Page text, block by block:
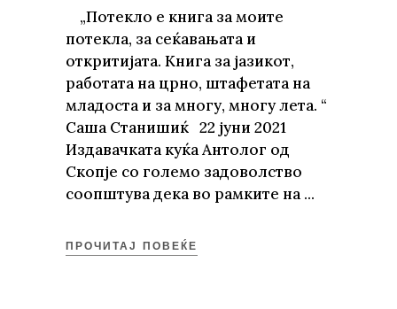
„Потекло е книга за моите
потекла, за сеќавањата и
откритијата. Книга за јазикот,
работата на црно, штафетата на
младоста и за многу, многу лета. “
Саша Станишиќ 22 јуни 2021
Издавачката куќа Антолог од
Скопје со големо задоволство
соопштува дека во рамките на
ПРОЧИТАЈ ПОВЕЌЕ